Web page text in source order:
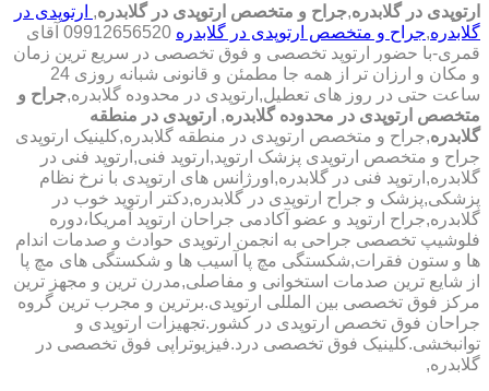
ارتوپدی در گلابدره,جراح و متخصص ارتوپدی در گلابدره, ارتوپدی در
گلابدره,جراح و متخصص ارتوپدی در گلابدره
09912656520 آقای
قمری-با حضور ارتوپد تخصصی و فوق تخصصی در سریع ترین زمان
و مکان و ارزان تر از همه جا مطمئن و قانونی شبانه روزی 24
ساعت حتی در روز های تعطیل,ارتوپدی در محدوده گلابدره,جراح و
متخصص ارتوپدی در محدوده گلابدره, ارتوپدی در منطقه
گلابدره,جراح و متخصص ارتوپدی در منطقه گلابدره,کلینیک ارتوپدی
جراح و متخصص ارتوپدی پزشک ارتوپد,ارتوپد فنی,ارتوپد فنی در
گلابدره,ارتوپد فنی در گلابدره,اورژانس های ارتوپدی با نرخ نظام
پزشکی,پزشک و جراح ارتوپدی در گلابدره,دکتر ارتوپد خوب در
گلابدره,جراح ارتوپد و عضو آکادمی جراحان ارتوپد آمریکا،دوره
فلوشیپ تخصصی جراحی به انجمن ارتوپدی حوادث و صدمات اندام
ها و ستون فقرات,شکستگی مچ پا آسیب ها و شکستگی های مچ پا
از شایع ترین صدمات استخوانی و مفاصلی,مدرن ترین و مجهز ترین
مرکز فوق تخصصی بین المللی ارتوپدی.برترین ‏و ‏مجرب ‏ترین ‏گروه
‏جراحان ‏فوق ‏تخصص ‏ارتوپدی ‏در ‏کشور.تجهیزات ارتوپدی و
توانبخشی.کلینیک فوق تخصصی درد.فیزیوتراپی فوق تخصصی در
گلابدره,